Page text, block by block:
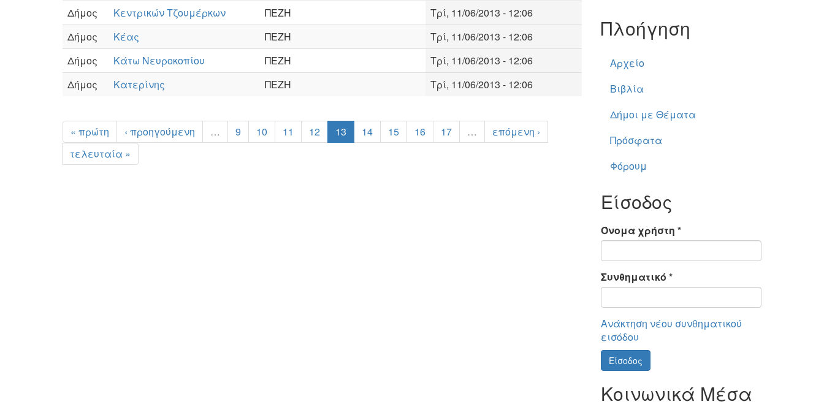
Δήμος
Κεντρικών Τζουμέρκων ΠΕΖΗ
Τρί, 11/06/2013 - 12:06
Δήμος
Κέας ΠΕΖΗ
Τρί, 11/06/2013 - 12:06
Δήμος
Κάτω Νευροκοπίου ΠΕΖΗ
Τρί, 11/06/2013 - 12:06
Δήμος
Κατερίνης ΠΕΖΗ Τρί, 11/06/2013 - 12:06
« πρώτη ‹ προηγούμενη … 9 10 11 12 13 14 15 16 17 …
επόμενη ›
τελευταία »
Πλοήγηση
Αρχείο
Βιβλία
Δήμοι με Θέματα
Πρόσφατα
Φόρουμ
Είσοδος
Όνομα χρήστη *
Συνθηματικό *
Ανάκτηση νέου συνθηματικού
εισόδου
Είσοδος
Κοινωνικά Μέσα